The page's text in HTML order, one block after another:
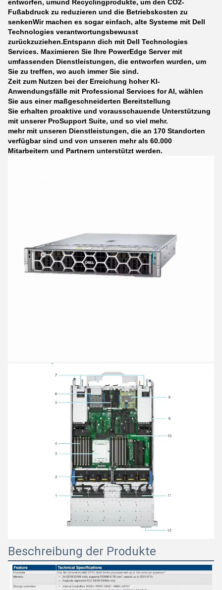
entworfen, umund Recyclingprodukte, um den CO2-
Fußabdruck zu reduzieren und die Betriebskosten zu
senkenWir machen es sogar einfach, alte Systeme mit Dell
Technologies verantwortungsbewusst
zurückzuziehen.Entspann dich mit Dell Technologies
Services. Maximieren Sie Ihre PowerEdge Server mit
umfassenden Dienstleistungen, die entworfen wurden, um
Sie zu treffen, wo auch immer Sie sind.
Zeit zum Nutzen bei der Erreichung hoher KI-
Anwendungsfälle mit Professional Services for AI, wählen
Sie aus einer maßgeschneiderten Bereitstellung
Sie erhalten proaktive und vorausschauende Unterstützung
mit unserer ProSupport Suite, und so viel mehr.
mehr mit unseren Dienstleistungen, die an 170 Standorten
verfügbar sind und von unseren mehr als 60.000
Mitarbeitern und Partnern unterstützt werden.
Beschreibung der Produkte